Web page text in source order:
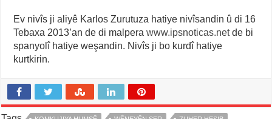
Ev nivîs ji aliyê Karlos Zurutuza hatiye nivîsandin û di 16
Tebaxa 2013’an de di malperawww.ipsnoticas.netde bi
spanyolî hatiye weşandin. Nivîs ji bo kurdî hatiye
kurtkirin.